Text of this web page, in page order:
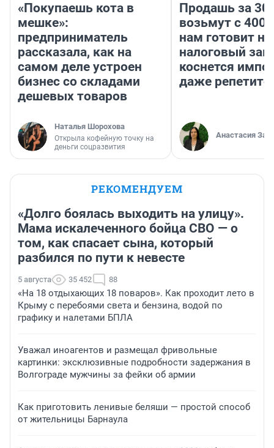
«Покупаешь кота в
мешке»:
предприниматель
рассказала, как на
самом деле устроен
бизнес со складами
дешевых товаров
Наталья Шорохова
Открыла кофейную точку на
деньги соцразвития
Продашь за
возьмут с
нам готовит
налоговый
коснется
даже
Анастасия
РЕКОМЕНДУЕМ
«Долго боялась выходить на улицу».
Мама искалеченного бойца СВО — о
том, как спасает сына, который
разбился по пути к невесте
5 августа 35 452 88
«На 18 отдыхающих 18 поваров». Как проходит лето в
Крыму с перебоями света и бензина, водой по
графику и налетами БПЛА
Уважал иноагентов и размещал фривольные
картинки: эксклюзивные подробности задержания в
Волгограде мужчины за фейки об армии
Как приготовить ленивые беляши — простой способ
от жительницы Барнаула